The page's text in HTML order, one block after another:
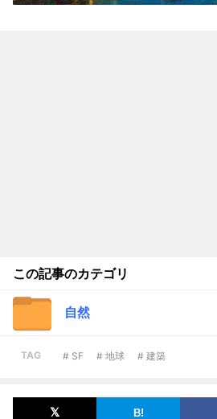
この記事のカテゴリ
自然
TAG # SF # 地球 # 建築